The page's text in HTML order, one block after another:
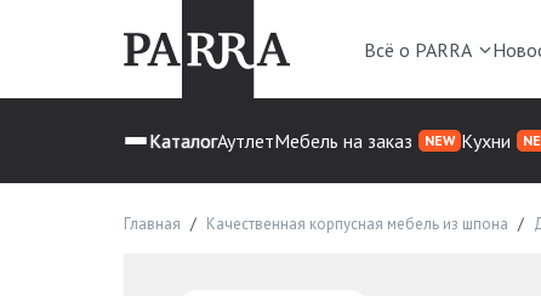
Всё о PARRA
КаталогАутлетМебель на заказ NEW Кухни
Главная Качественная корпусная мебель из шпона